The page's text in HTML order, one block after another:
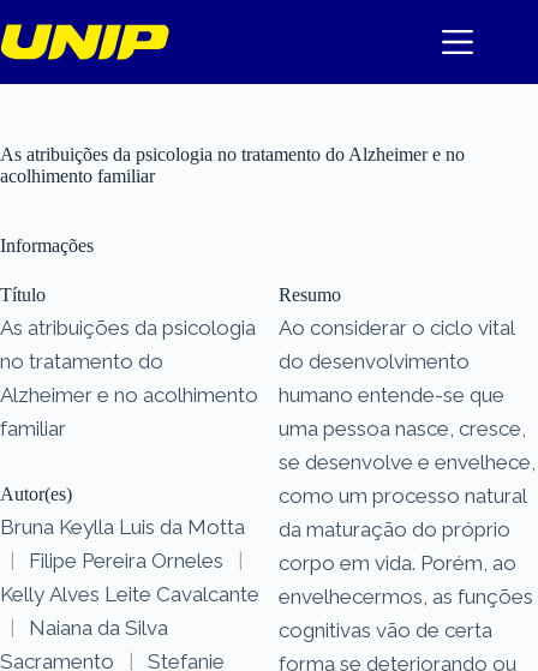
para
o
As atribuições da psicologia no tratamento do Alzheimer e no
acolhimento familiar
Informações
Título
As atribuições da psicologia
no tratamento do
Alzheimer e no acolhimento
familiar
Autor(es)
Bruna Keylla Luis da Motta
|
Filipe Pereira Orneles
|
Kelly Alves Leite Cavalcante
|
Naiana da Silva
Sacramento
|
Stefanie
Resumo
Ao considerar o ciclo vital
do desenvolvimento
humano entende-se que
uma pessoa nasce, cresce,
se desenvolve e envelhece,
como um processo natural
da maturação do próprio
corpo em vida. Porém, ao
envelhecermos, as funções
cognitivas vão de certa
forma se deteriorando ou